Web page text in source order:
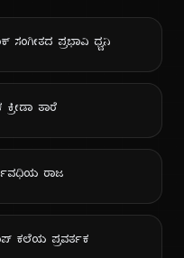
ಸಂಗೀತದ ಪ್ರಭಾವಿ ಧ್ವನಿ
ತಾರೆ
ರಾಜ
ಕಲೆಯ ಪ್ರವರ್ತಕ